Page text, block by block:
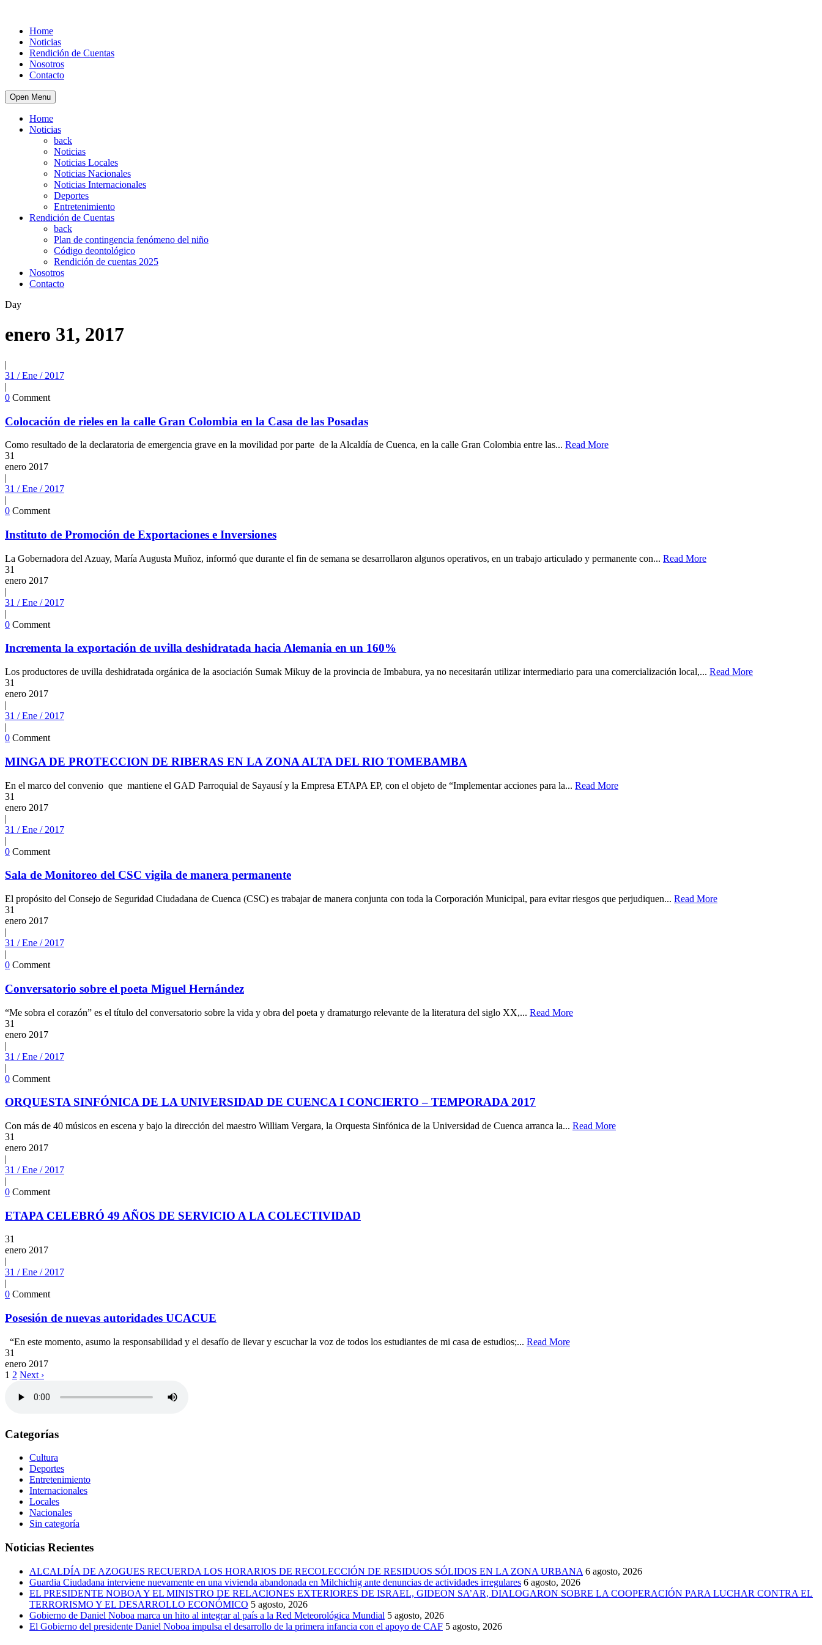
Home
Noticias
Rendición de Cuentas
Nosotros
Contacto
Open Menu
Home
Noticias
back
Noticias
Noticias Locales
Noticias Nacionales
Noticias Internacionales
Deportes
Entretenimiento
Rendición de Cuentas
back
Plan de contingencia fenómeno del niño
Código deontológico
Rendición de cuentas 2025
Nosotros
Contacto
Day
enero 31, 2017
|
31 / Ene / 2017
|
0 Comment
Colocación de rieles en la calle Gran Colombia en la Casa de las Posadas
Como resultado de la declaratoria de emergencia grave en la movilidad por parte de la Alcaldía de Cuenca, en la calle Gran Colombia entre las... Read More
31
enero 2017
|
31 / Ene / 2017
|
0 Comment
Instituto de Promoción de Exportaciones e Inversiones
La Gobernadora del Azuay, María Augusta Muñoz, informó que durante el fin de semana se desarrollaron algunos operativos, en un trabajo articulado y permanente con... Read More
31
enero 2017
|
31 / Ene / 2017
|
0 Comment
Incrementa la exportación de uvilla deshidratada hacia Alemania en un 160%
Los productores de uvilla deshidratada orgánica de la asociación Sumak Mikuy de la provincia de Imbabura, ya no necesitarán utilizar intermediario para una comercialización local,... Read More
31
enero 2017
|
31 / Ene / 2017
|
0 Comment
MINGA DE PROTECCION DE RIBERAS EN LA ZONA ALTA DEL RIO TOMEBAMBA
En el marco del convenio que mantiene el GAD Parroquial de Sayausí y la Empresa ETAPA EP, con el objeto de “Implementar acciones para la... Read More
31
enero 2017
|
31 / Ene / 2017
|
0 Comment
Sala de Monitoreo del CSC vigila de manera permanente
El propósito del Consejo de Seguridad Ciudadana de Cuenca (CSC) es trabajar de manera conjunta con toda la Corporación Municipal, para evitar riesgos que perjudiquen... Read More
31
enero 2017
|
31 / Ene / 2017
|
0 Comment
Conversatorio sobre el poeta Miguel Hernández
“Me sobra el corazón” es el título del conversatorio sobre la vida y obra del poeta y dramaturgo relevante de la literatura del siglo XX,... Read More
31
enero 2017
|
31 / Ene / 2017
|
0 Comment
ORQUESTA SINFÓNICA DE LA UNIVERSIDAD DE CUENCA I CONCIERTO – TEMPORADA 2017
Con más de 40 músicos en escena y bajo la dirección del maestro William Vergara, la Orquesta Sinfónica de la Universidad de Cuenca arranca la... Read More
31
enero 2017
|
31 / Ene / 2017
|
0 Comment
ETAPA CELEBRÓ 49 AÑOS DE SERVICIO A LA COLECTIVIDAD
31
enero 2017
|
31 / Ene / 2017
|
0 Comment
Posesión de nuevas autoridades UCACUE
“En este momento, asumo la responsabilidad y el desafío de llevar y escuchar la voz de todos los estudiantes de mi casa de estudios;... Read More
31
enero 2017
1 2 Next ›
Categorías
Cultura
Deportes
Entretenimiento
Internacionales
Locales
Nacionales
Sin categoría
Noticias Recientes
ALCALDÍA DE AZOGUES RECUERDA LOS HORARIOS DE RECOLECCIÓN DE RESIDUOS SÓLIDOS EN LA ZONA URBANA 6 agosto, 2026
Guardia Ciudadana interviene nuevamente en una vivienda abandonada en Milchichig ante denuncias de actividades irregulares 6 agosto, 2026
EL PRESIDENTE NOBOA Y EL MINISTRO DE RELACIONES EXTERIORES DE ISRAEL, GIDEON SA’AR, DIALOGARON SOBRE LA COOPERACIÓN PARA LUCHAR CONTRA EL
TERRORISMO Y EL DESARROLLO ECONÓMICO 5 agosto, 2026
Gobierno de Daniel Noboa marca un hito al integrar al país a la Red Meteorológica Mundial 5 agosto, 2026
El Gobierno del presidente Daniel Noboa impulsa el desarrollo de la primera infancia con el apoyo de CAF 5 agosto, 2026